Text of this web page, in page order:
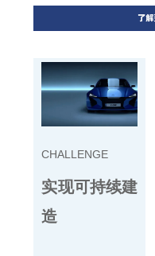
CHALLENGE
实现可持续建
造